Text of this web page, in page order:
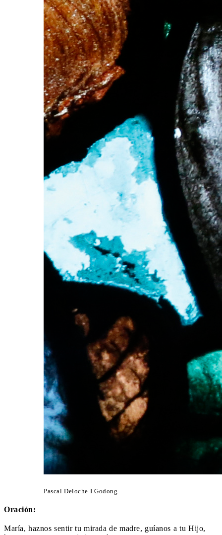
Pascal Deloche I Godong
Oración:
María, haznos sentir tu mirada de madre, guíanos a tu Hijo,